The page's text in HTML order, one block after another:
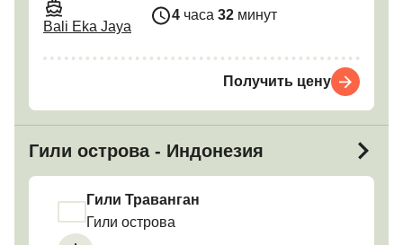
Bali Eka Jaya
4 часа 32 минут
Получить цену
Гили острова - Индонезия
Гили Траванган
Гили острова